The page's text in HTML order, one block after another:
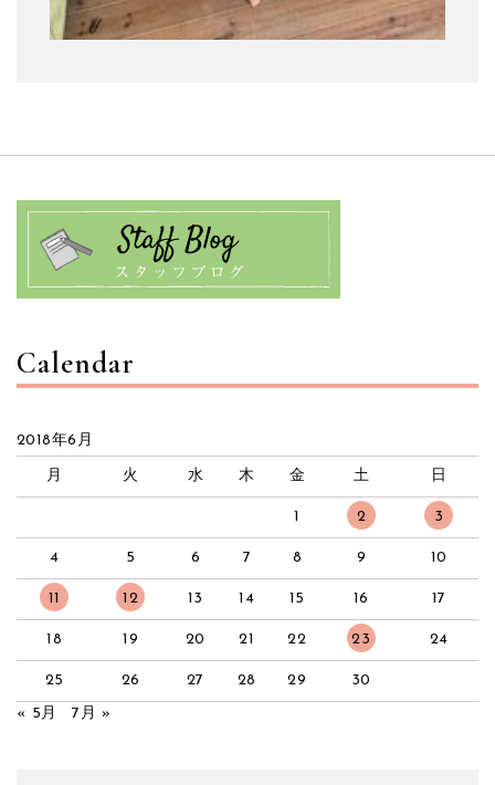
Calendar
2018年6月
月 火 水 木 金 土 日
1 2 3
4 5 6 7 8 9 10
11 12 13 14 15 16 17
18 19 20 21 22 23 24
25 26 27 28 29
30
« 5月
7月 »